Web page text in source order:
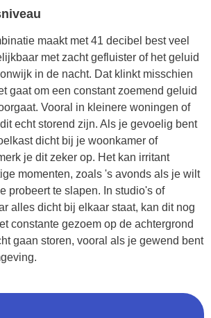
maakt met 41 decibel best veel
met zacht gefluister of het geluid
in de nacht. Dat klinkt misschien
gaat om een constant zoemend geluid
Vooral in kleinere woningen of
echt storend zijn. Als je gevoelig bent
dicht bij je woonkamer of
je dit zeker op. Het kan irritant
momenten, zoals 's avonds als je wilt
probeert te slapen. In studio's of
alles dicht bij elkaar staat, kan dit nog
constante gezoem op de achtergrond
gaan storen, vooral als je gewend bent